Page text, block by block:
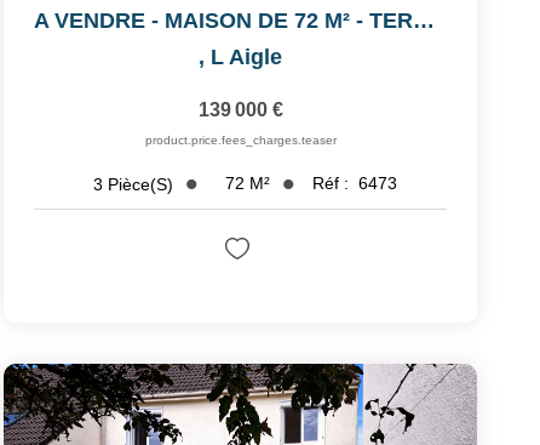
A VENDRE - MAISON DE 72 M² - TERRAIN DE 2880 M²
, L Aigle
139 000 €
product.price.fees_charges.teaser
3 Pièce(s) 72 M² Réf : 6473